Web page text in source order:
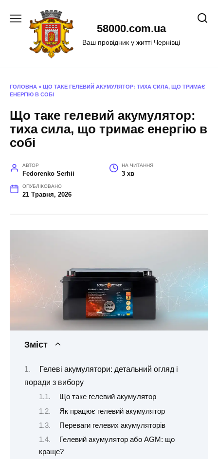
58000.com.ua
Ваш провідник у житті Чернівці
ГОЛОВНА » ЩО ТАКЕ ГЕЛЕВИЙ АКУМУЛЯТОР: ТИХА СИЛА, ЩО ТРИМАЄ
ЕНЕРГІЮ В СОБІ
Що таке гелевий акумулятор:
тиха сила, що тримає енергію в
собі
АВТОР
Fedorenko Serhii
НА ЧИТАННЯ
3 хв
ОПУБЛІКОВАНО
21 Травня, 2026
Зміст
Гелеві акумулятори: детальний огляд і
поради з вибору
Що таке гелевий акумулятор
Як працює гелевий акумулятор
Переваги гелевих акумуляторів
Гелевий акумулятор або AGM: що
краще?